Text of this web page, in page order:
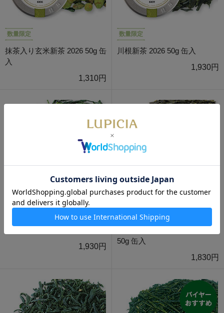
数量限定
抹茶入り玄米新茶 2026 50g 缶
入
1,310円
数量限定
川根新茶 2026 50g 缶入
1,930円
通販限定
1,930円
数量限定 通販限定
50g 缶入
1,830円